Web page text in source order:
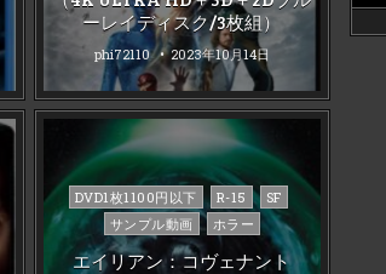
ーレイディスク/3枚組）
phi72110 2023年10月14日
Posted
in
DVD1枚1100円以下 R-15
SF
サンプル動画
ホラー
エイリアン：コヴェナント